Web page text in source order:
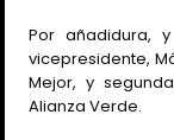
Por añadidura,
vicepresidente,
Mejor, y
Alianza Verde.